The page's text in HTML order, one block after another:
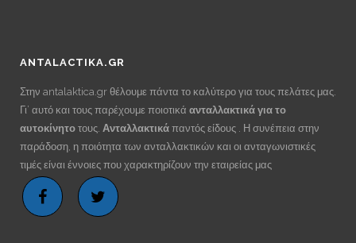
ANTALACTIKA.GR
Στην antalaktica.gr θέλουμε πάντα το καλύτερο για τους πελάτες μας.
Γι’ αυτό και τους παρέχουμε ποιοτικά ανταλλακτικά για το
αυτοκίνητο τους. Ανταλλακτικά παντός είδους . Η συνέπεια στην
παράδοση, η ποιότητα των ανταλλακτικών και οι ανταγωνιστικές
τιμές είναι έννοιες που χαρακτηρίζουν την εταιρείας μας